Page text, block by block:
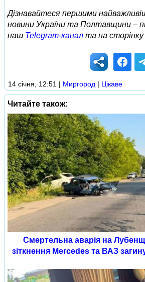
Дізнавайтеся першими
новини України та Полтавщини –
наш Telegram-канал та на сторінку
14 січня, 12:51 | Миргород | Цікаве
Читайте також:
Смертельна аварія на
зіткнення Mercedes та ВАЗ